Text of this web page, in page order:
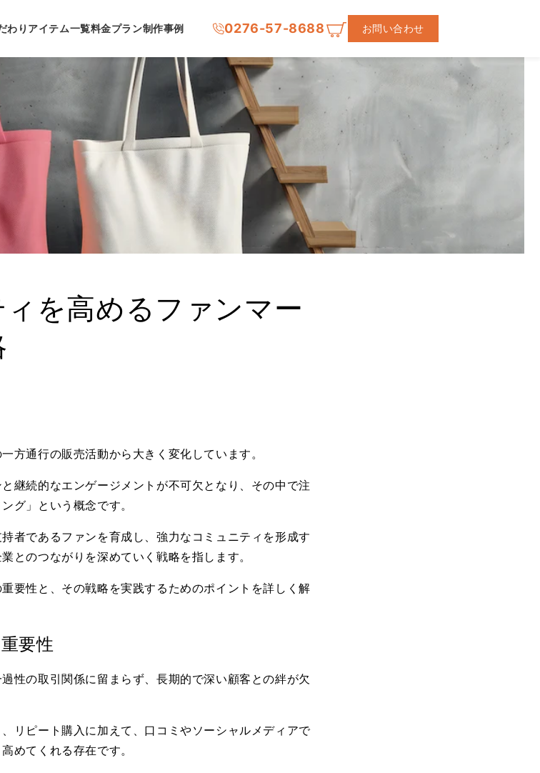
わり アイテム一覧料金プラン制作事例 0276-57-8688 お問い合わせ
を高めるファンマー
方通行の販売活動から大きく変化しています。
継続的なエンゲージメントが不可欠となり、その中で注
グ」という概念です。
者であるファンを育成し、強力なコミュニティを形成す
とのつながりを深めていく戦略を指します。
要性と、その戦略を実践するためのポイントを詳しく解
要性
性の取引関係に留まらず、長期的で深い顧客との絆が欠
リピート購入に加えて、口コミやソーシャルメディアで
めてくれる存在です。